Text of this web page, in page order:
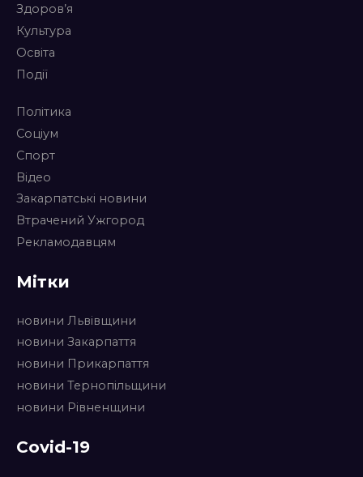
Здоров’я
Культура
Освіта
Події
Політика
Соціум
Спорт
Відео
Закарпатські новини
Втрачений Ужгород
Рекламодавцям
Мітки
новини Львівщини
новини Закарпаття
новини Прикарпаття
новини Тернопільщини
новини Рівненщини
Covid-19